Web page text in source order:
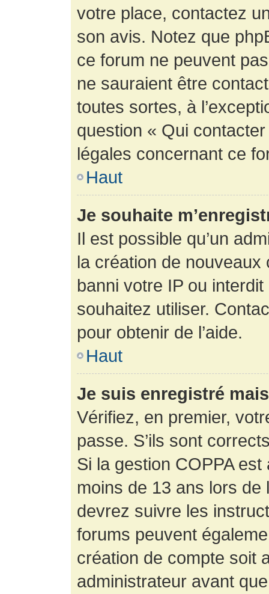
votre place, contactez
son avis. Notez que
ce forum ne peuvent
ne sauraient être
toutes sortes, à
question « Qui
légales concernant ce
Haut
Je souhaite
Il est possible qu’un
la création de
banni votre IP ou
souhaitez utiliser.
pour obtenir de l’aide.
Haut
Je suis enregistré
Vérifiez, en premier,
passe. S’ils sont
Si la gestion COPPA
moins de 13 ans lors de
devrez suivre les
forums peuvent
création de compte soit
administrateur avant